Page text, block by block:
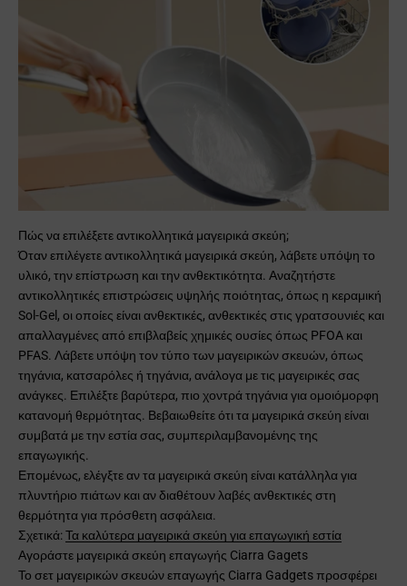
Πώς να επιλέξετε αντικολλητικά μαγειρικά σκεύη;
Όταν επιλέγετε αντικολλητικά μαγειρικά σκεύη, λάβετε υπόψη το
υλικό, την επίστρωση και την ανθεκτικότητα. Αναζητήστε
αντικολλητικές επιστρώσεις υψηλής ποιότητας, όπως η κεραμική
Sol-Gel, οι οποίες είναι ανθεκτικές, ανθεκτικές στις γρατσουνιές και
απαλλαγμένες από επιβλαβείς χημικές ουσίες όπως PFOA και
PFAS. Λάβετε υπόψη τον τύπο των μαγειρικών σκευών, όπως
τηγάνια, κατσαρόλες ή τηγάνια, ανάλογα με τις μαγειρικές σας
ανάγκες. Επιλέξτε βαρύτερα, πιο χοντρά τηγάνια για ομοιόμορφη
κατανομή θερμότητας. Βεβαιωθείτε ότι τα μαγειρικά σκεύη είναι
συμβατά με την εστία σας, συμπεριλαμβανομένης της
επαγωγικής.
Επομένως, ελέγξτε αν τα μαγειρικά σκεύη είναι κατάλληλα για
πλυντήριο πιάτων και αν διαθέτουν λαβές ανθεκτικές στη
θερμότητα για πρόσθετη ασφάλεια.
Σχετικά:Τα καλύτερα μαγειρικά σκεύη για επαγωγική εστία
Αγοράστε μαγειρικά σκεύη επαγωγής Ciarra Gagets
Το σετ μαγειρικών σκευών επαγωγής Ciarra Gadgets προσφέρει